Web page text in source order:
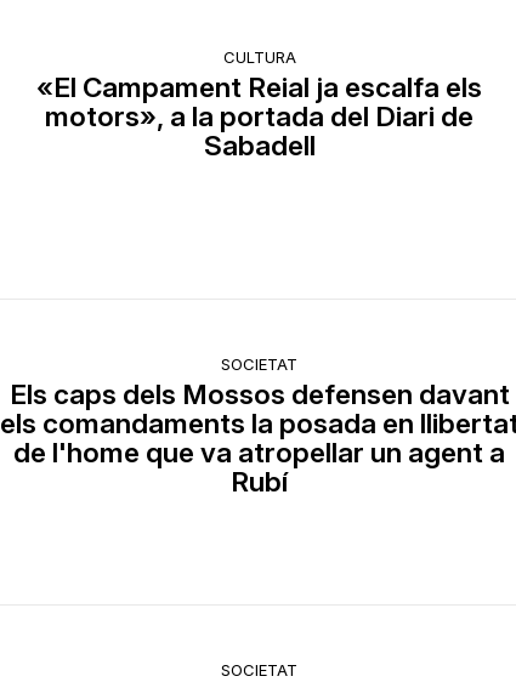
CULTURA
«El Campament Reial ja escalfa els
motors», a la portada del Diari de
Sabadell
SOCIETAT
Els caps dels Mossos defensen davant
els comandaments la posada en
de l'home que va atropellar un agent a
Rubí
SOCIETAT